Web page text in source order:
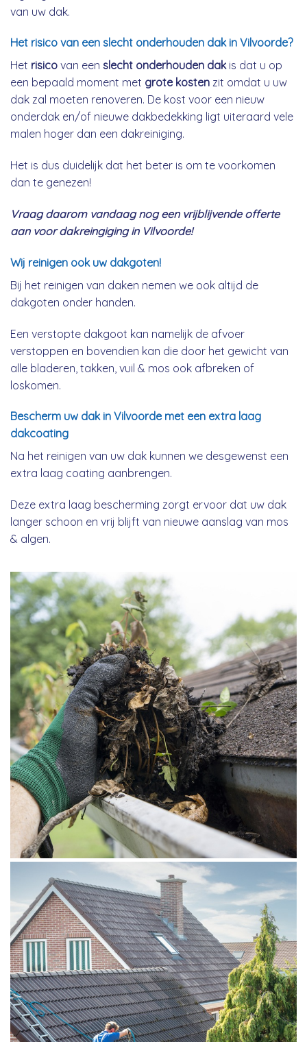
van uw dak.
Het risico van een slecht onderhouden dak in Vilvoorde?
Het risico van een slecht onderhouden dakis dat u op
een bepaald moment met grote kosten zit omdat u uw
dak zal moeten renoveren. De kost voor een nieuw
onderdak en/of nieuwe dakbedekking ligt uiteraard vele
malen hoger dan een dakreiniging.
Het is dus duidelijk dat het beter is om te voorkomen
dan te genezen!
Vraag daarom vandaag nog een vrijblijvende offerte
aan voor dakreingiging in Vilvoorde!
Wij reinigen ook uw dakgoten!
Bij het reinigen van daken nemen we ook altijd de
dakgoten onder handen.
Een verstopte dakgoot kan namelijk de afvoer
verstoppen en bovendien kan die door het gewicht van
alle bladeren, takken, vuil & mos ook afbreken of
loskomen.
Bescherm uw dak in Vilvoorde met een extra laag
dakcoating
Na het reinigen van uw dak kunnen we desgewenst een
extra laag coating aanbrengen.
Deze extra laag bescherming zorgt ervoor dat uw dak
langer schoon en vrij blijft van nieuwe aanslag van mos
& algen.